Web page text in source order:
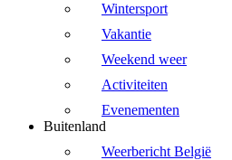
Wintersport
Vakantie
Weekend weer
Activiteiten
Evenementen
Buitenland
Weerbericht België